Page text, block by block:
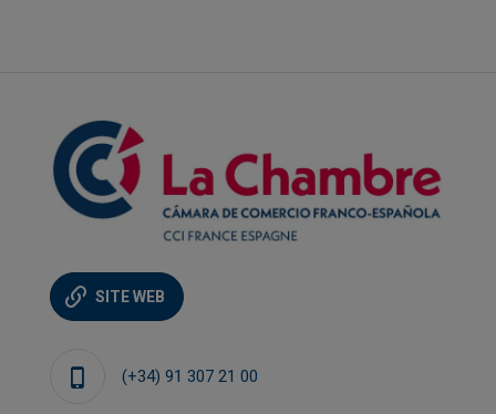
SITE WEB
(+34) 91 307 21 00